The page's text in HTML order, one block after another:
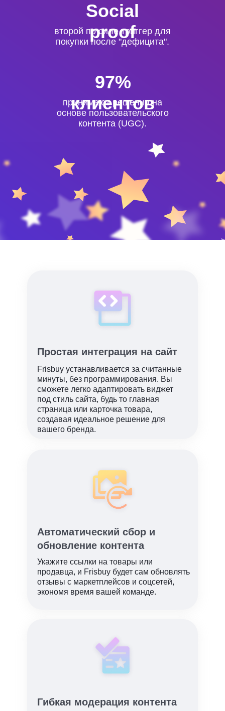
Social
proof
второй по силе триггер для
покупки после "дефицита".
97%
клиентов
принимают решения на
основе пользовательского
контента (UGC).
Простая интеграция на сайт
Frisbuy устанавливается за считанные
минуты, без программирования. Вы
сможете легко адаптировать виджет
под стиль сайта, будь то главная
страница или карточка товара,
создавая идеальное решение для
вашего бренда.
Автоматический сбор и
обновление контента
Укажите ссылки на товары или
продавца, и Frisbuy будет сам обновлять
отзывы с маркетплейсов и соцсетей,
экономя время вашей команде.
Гибкая модерация контента